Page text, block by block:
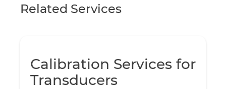
Related Services
Calibration Services for
Transducers